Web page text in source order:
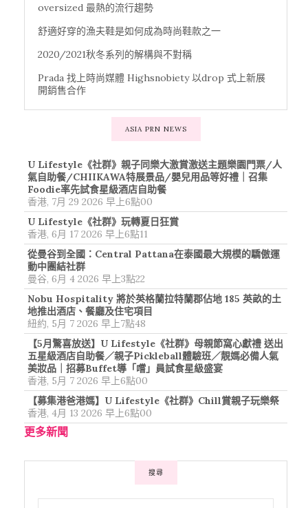
oversized 最熱的流行趨勢
舒適好穿的漁夫鞋是如何成為時尚鞋款之一
2020/2021秋冬系列的解構與不對稱
Prada 找上時尚媒體 Highsnobiety 以drop 式上新展
開銷售合作
ASIA PRN NEWS
U Lifestyle《社群》親子同樂大激賞激送主題樂園門票/人
氣自助餐/CHIIKAWA特展景品/嬰兒用品等好禮｜召集
Foodie率先試食星級酒店自助餐
香港, 7月 29 2026 早上6點00
U Lifestyle《社群》玩轉夏日狂賞
香港, 6月 17 2026 早上6點11
從曼谷到全國：Central Pattana在泰國最大規模的驕傲運
動中團結社群
曼谷, 6月 4 2026 早上3點22
Nobu Hospitality 將於英格蘭拉特蘭郡佔地 185 英畝的土
地推出酒店、餐廳及住宅項目
紐約, 5月 7 2026 早上7點48
【5月驚喜放送】U Lifestyle《社群》母親節窩心獻禮 送出
五星級酒店自助餐／親子Pickleball體驗班／靚媽必備人氣
美妝品｜招募Buffet導「嚐」員試食星級盛宴
香港, 5月 7 2026 早上6點00
【募集港爸港媽】U Lifestyle《社群》Chill賞親子玩樂祭
香港, 4月 13 2026 早上6點00
更多新聞
搜尋